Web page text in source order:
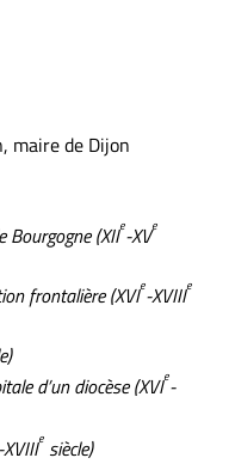
maire de Dijon
Bourgogne (XIIe-XVe
frontalière (XVIe-XVIIIe
d’un diocèse (XVIe-
-XVIIIe siècle)